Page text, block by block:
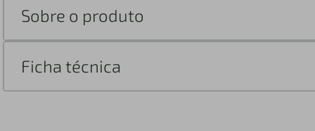
Sobre o produto
Ficha técnica